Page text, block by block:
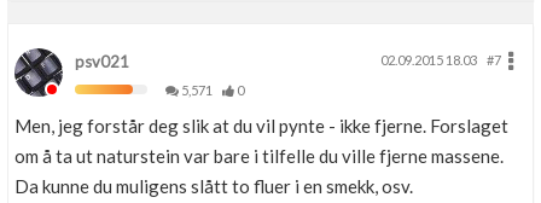
psv021 02.09.2015 18.03
#7
5,571
0
Men, jeg forstår deg slik at du vil pynte - ikke fjerne. Forslaget
om å ta ut naturstein var bare i tilfelle du ville fjerne massene.
Da kunne du muligens slått to fluer i en smekk, osv.